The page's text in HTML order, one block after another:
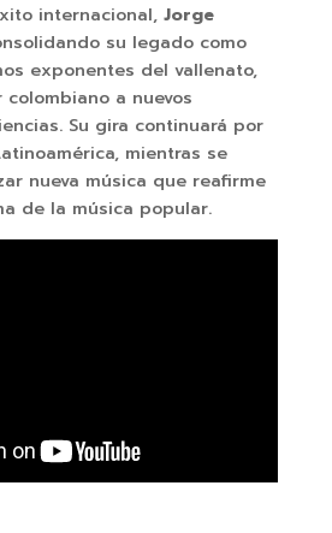
internacional, Jorge
su legado como
exponentes del vallenato,
a nuevos
Su gira continuará por
mientras se
nueva música que reafirme
de la música popular.